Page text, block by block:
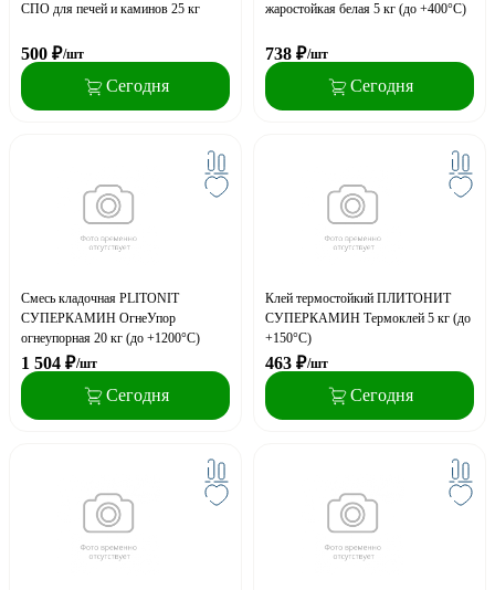
СПО для печей и каминов 25 кг
500 ₽/шт
Сегодня
жаростойкая белая 5 кг (до +400°С)
738 ₽/шт
Сегодня
Смесь кладочная PLITONIT
СУПЕРКАМИН ОгнеУпор
огнеупорная 20 кг (до +1200°С)
1 504 ₽/шт
Сегодня
Клей термостойкий ПЛИТОНИТ
СУПЕРКАМИН Термоклей 5 кг (до
+150°С)
463 ₽/шт
Сегодня